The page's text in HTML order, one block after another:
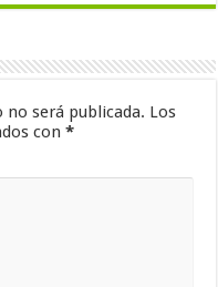
será publicada. Los
con*